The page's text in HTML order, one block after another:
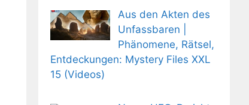
Aus den Akten des
Unfassbaren |
Phänomene, Rätsel,
Entdeckungen: Mystery Files XXL
15 (Videos)